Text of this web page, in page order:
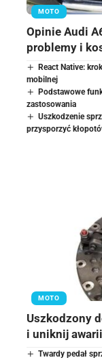
MOTO
Opinie Audi
problemy i
React Native:
mobilnej
Podstawowe
zastosowania
Uszkodzenie
przysporzyć
MOTO
Uszkodzony
i uniknij awarii
Twardy pedał